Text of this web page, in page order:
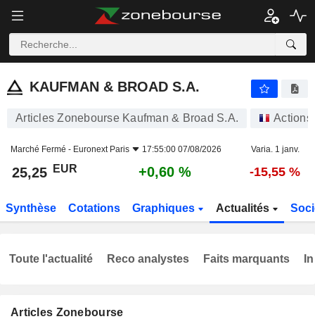
KAUFMAN & BROAD S.A.
KAUFMAN & BROAD S.A.
Articles Zonebourse Kaufman & Broad S.A. Actions
Marché Fermé - Euronext Paris 17:55:00 07/08/2026 Varia. 1 janv.
25,25 EUR +0,60 % -15,55 %
Synthèse Cotations Graphiques Actualités
Articles Zonebourse
Toute l'actualité Reco analystes Faits marquants